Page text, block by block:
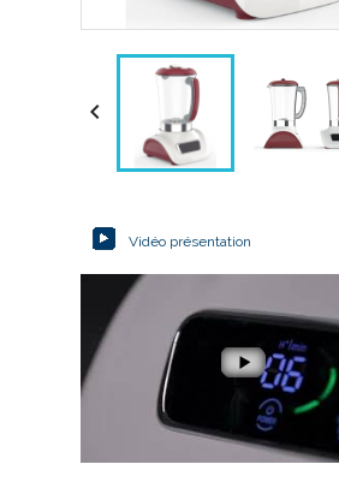

Vidéo présentation